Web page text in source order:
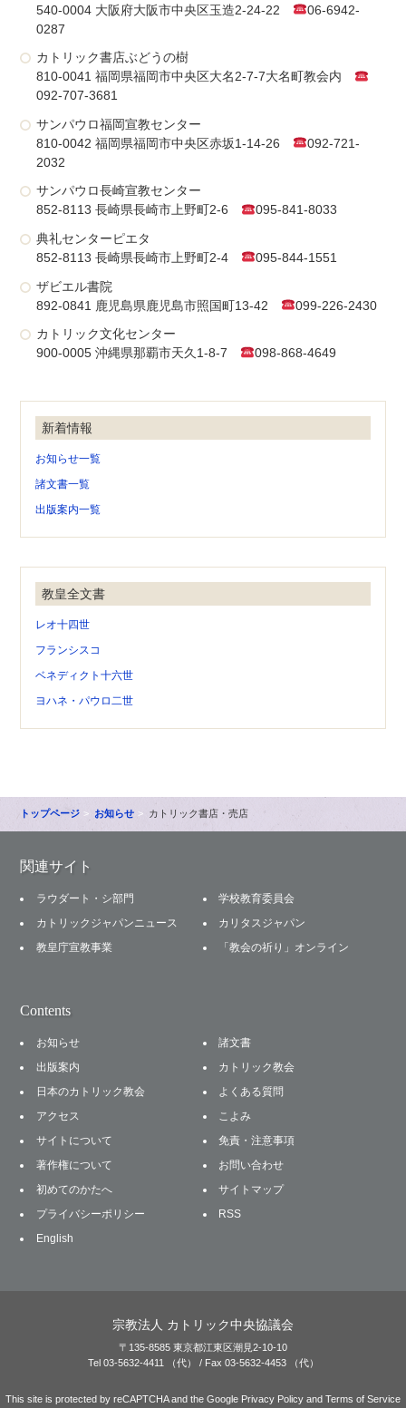
540-0004 大阪府大阪市中央区玉造2-24-22
06-6942-
0287
カトリック書店ぶどうの樹
810-0041 福岡県福岡市中央区大名2-7-7大名町教会内
092-707-3681
サンパウロ福岡宣教センター
810-0042 福岡県福岡市中央区赤坂1-14-26
092-721-
2032
サンパウロ長崎宣教センター
852-8113 長崎県長崎市上野町2-6
095-841-8033
典礼センターピエタ
852-8113 長崎県長崎市上野町2-4
095-844-1551
ザビエル書院
892-0841 鹿児島県鹿児島市照国町13-42
099-226-2430
カトリック文化センター
900-0005 沖縄県那覇市天久1-8-7
098-868-4649
新着情報
お知らせ一覧
諸文書一覧
出版案内一覧
教皇全文書
レオ十四世
フランシスコ
ベネディクト十六世
ヨハネ・パウロ二世
トップページ お知らせ カトリック書店・売店
関連サイト
ラウダート・シ部門
学校教育委員会
カトリックジャパンニュース
カリタスジャパン
教皇庁宣教事業
「教会の祈り」オンライン
Contents
お知らせ
諸文書
出版案内
カトリック教会
日本のカトリック教会
よくある質問
アクセス
こよみ
サイトについて
免責・注意事項
著作権について
お問い合わせ
初めてのかたへ
サイトマップ
プライバシーポリシー
RSS
English
宗教法人 カトリック中央協議会
〒135-8585 東京都江東区潮見2-10-10
Tel 03-5632-4411 （代） / Fax 03-5632-4453 （代）
This site is protected by reCAPTCHA and the Google Privacy Policy and Terms of Service